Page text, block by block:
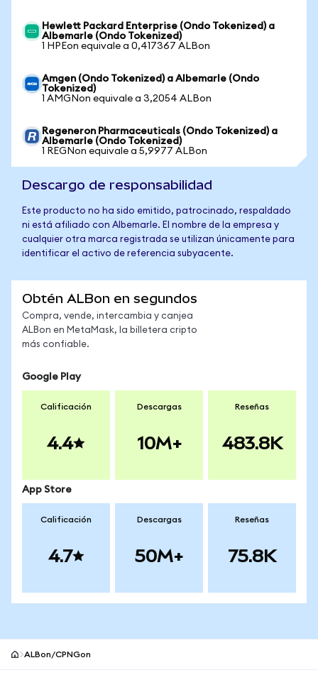
Hewlett Packard Enterprise (Ondo Tokenized) a
Albemarle (Ondo Tokenized)
1 HPEon equivale a 0,417367 ALBon
Amgen (Ondo Tokenized) a Albemarle (Ondo
Tokenized)
1 AMGNon equivale a 3,2054 ALBon
Regeneron Pharmaceuticals (Ondo Tokenized) a
Albemarle (Ondo Tokenized)
1 REGNon equivale a 5,9977 ALBon
Descargo de responsabilidad
Este producto no ha sido emitido, patrocinado, respaldado
ni está afiliado con Albemarle. El nombre de la empresa y
cualquier otra marca registrada se utilizan únicamente para
identificar el activo de referencia subyacente.
Obtén ALBon en segundos
Compra, vende, intercambia y canjea
ALBon en MetaMask, la billetera cripto
más confiable.
Google Play
Calificación
4.4
Descargas
10M+
Reseñas
483.8K
App Store
Calificación
4.7
Descargas
50M+
Reseñas
75.8K
ALBon/CPNGon